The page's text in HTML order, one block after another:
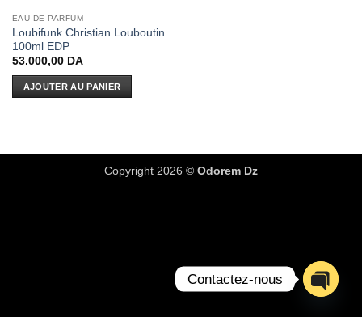
EAU DE PARFUM
Loubifunk Christian Louboutin
100ml EDP
53.000,00 DA
AJOUTER AU PANIER
Copyright 2026 © Odorem Dz
Contactez-nous